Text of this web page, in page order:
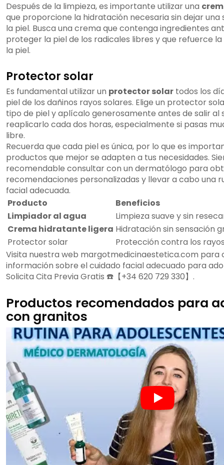
Después de la limpieza, es importante utilizar una
que proporcione la hidratación necesaria sin dejar una
la piel. Busca una crema que contenga ingredientes
proteger la piel de los radicales libres y que refuerce la
la piel.
Protector solar
Es fundamental utilizar un protector solar todos los
piel de los dañinos rayos solares. Elige un protector
tipo de piel y aplícalo generosamente antes de salir al
reaplicarlo cada dos horas, especialmente si pasas
libre.
Recuerda que cada piel es única, por lo que es
productos que mejor se adapten a tus necesidades.
recomendable consultar con un dermatólogo para
recomendaciones personalizadas y llevar a cabo una
facial adecuada.
Producto
Beneficios
Limpiador al agua
Limpieza suave y sin
Crema hidratante ligera Hidratación sin sensación
Protector solar
Protección contra los
Visita nuestra web margotmedicinaestetica.com para
información sobre el cuidado facial adecuado para
Solicita Cita Previa Gratis ☎️【+34 620 729 330】.
Productos recomendados para
con granitos